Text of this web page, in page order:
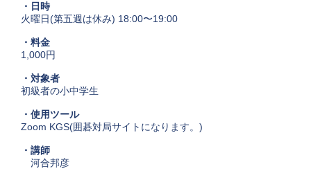
・日時
火曜日(第五週は休み) 18:00〜19:00
・料金
1,000円
・対象者
初級者の小中学生
・使用ツール
Zoom KGS(囲碁対局サイトになります。)
・講師
河合邦彦